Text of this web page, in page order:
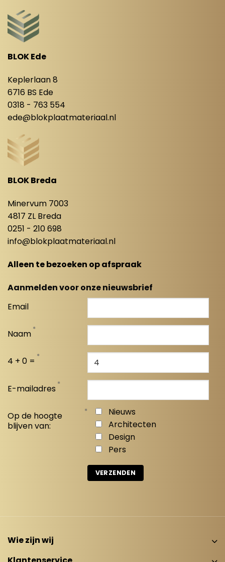
BLOK Ede
Keplerlaan 8
6716 BS Ede
0318 - 763 554
ede@blokplaatmateriaal.nl
BLOK Breda
Minervum 7003
4817 ZL Breda
0251 - 210 698
info@blokplaatmateriaal.nl
Alleen te bezoeken op afspraak
Aanmelden voor onze nieuwsbrief
Email
Naam *
4 + 0 = *
E-mailadres *
Op de hoogte
blijven van:
*
Nieuws
Architecten
Design
Pers
Wie zijn wij